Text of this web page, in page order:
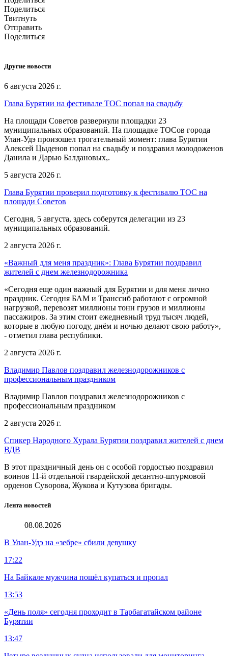
Поделиться
Твитнуть
Отправить
Поделиться
Другие новости
6 августа 2026 г.
Глава Бурятии на фестивале ТОС попал на свадьбу
На площади Советов развернули площадки 23
муниципальных образований. На площадке ТОСов города
Улан-Удэ произошел трогательный момент: глава Бурятии
Алексей Цыденов попал на свадьбу и поздравил молодоженов
Данила и Дарью Балдановых,.
5 августа 2026 г.
Глава Бурятии проверил подготовку к фестивалю ТОС на
площади Советов
Сегодня, 5 августа, здесь соберутся делегации из 23
муниципальных образований.
2 августа 2026 г.
«Важный для меня праздник»: Глава Бурятии поздравил
жителей с днем железнодорожника
«Сегодня еще один важный для Бурятии и для меня лично
праздник. Сегодня БАМ и Транссиб работают с огромной
нагрузкой, перевозят миллионы тонн грузов и миллионы
пассажиров. За этим стоит ежедневный труд тысяч людей,
которые в любую погоду, днём и ночью делают свою работу»,
- отметил глава республики.
2 августа 2026 г.
Владимир Павлов поздравил железнодорожников с
профессиональным праздником
Владимир Павлов поздравил железнодорожников с
профессиональным праздником
2 августа 2026 г.
Спикер Народного Хурала Бурятии поздравил жителей с днем
ВДВ
В этот праздничный день он с особой гордостью поздравил
воинов 11-й отдельной гвардейской десантно-штурмовой
орденов Суворова, Жукова и Кутузова бригады.
Лента новостей
08.08.2026
В Улан-Удэ на «зебре» сбили девушку
17:22
На Байкале мужчина пошёл купаться и пропал
13:53
«День поля» сегодня проходит в Тарбагатайском районе
Бурятии
13:47